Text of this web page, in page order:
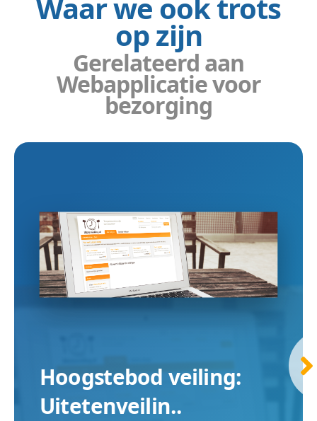
Waar we ook trots
op zijn
Gerelateerd aan
Webapplicatie voor
bezorging
Hoogstebod veiling:
Uitetenveilin..